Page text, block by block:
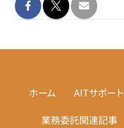
ホーム AITサポート
業務委託関連記事